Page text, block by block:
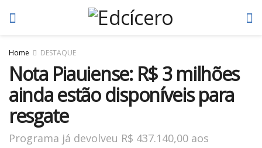
Home DESTAQUE
Nota Piauiense: R$ 3 milhões
ainda estão disponíveis para
resgate
Programa já devolveu R$ 437.140,00 aos